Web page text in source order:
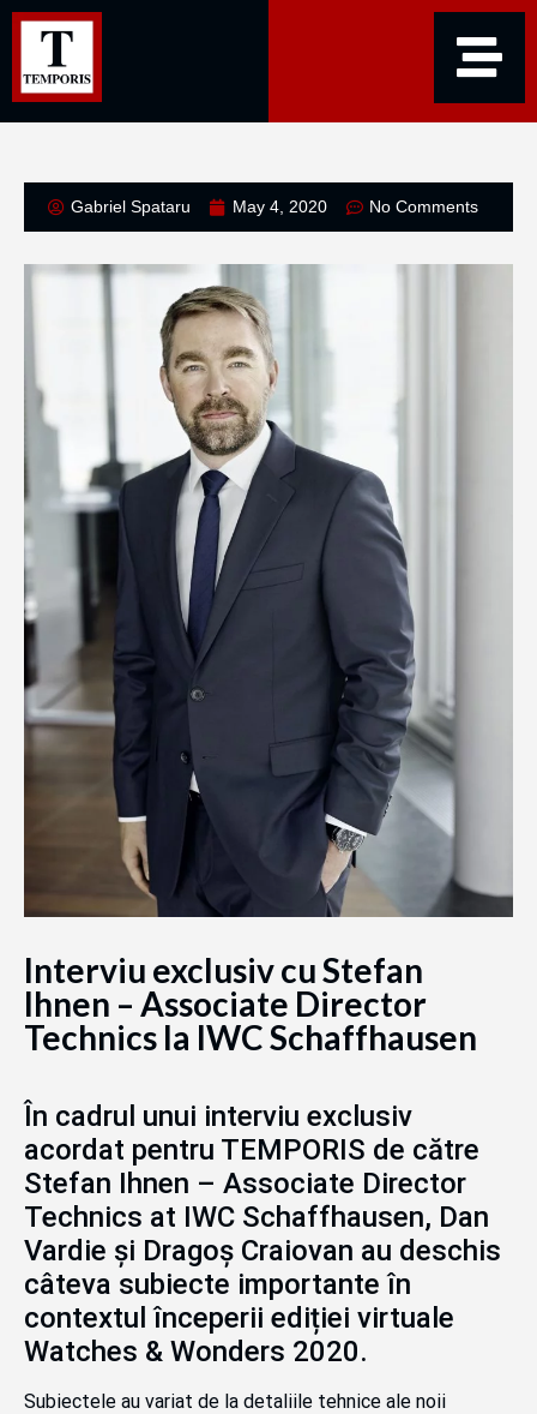
Gabriel Spataru May 4, 2020 No Comments
Interviu exclusiv cu Stefan
Ihnen – Associate Director
Technics la IWC Schaffhausen
În cadrul unui interviu exclusiv
acordat pentru TEMPORIS de către
Stefan Ihnen – Associate Director
Technics at IWC Schaffhausen, Dan
Vardie și Dragoș Craiovan au deschis
câteva subiecte importante în
contextul începerii ediției virtuale
Watches & Wonders 2020.
Subiectele au variat de la detaliile tehnice ale noii